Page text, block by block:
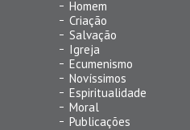
Homem
Criação
Salvação
Igreja
Ecumenismo
Novíssimos
Espiritualidade
Moral
Publicações